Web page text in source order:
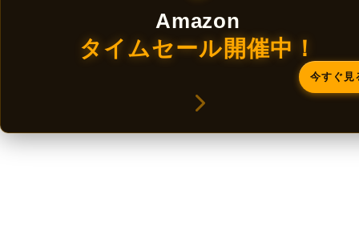
Amazon
タイムセール開催中！
今すぐ見